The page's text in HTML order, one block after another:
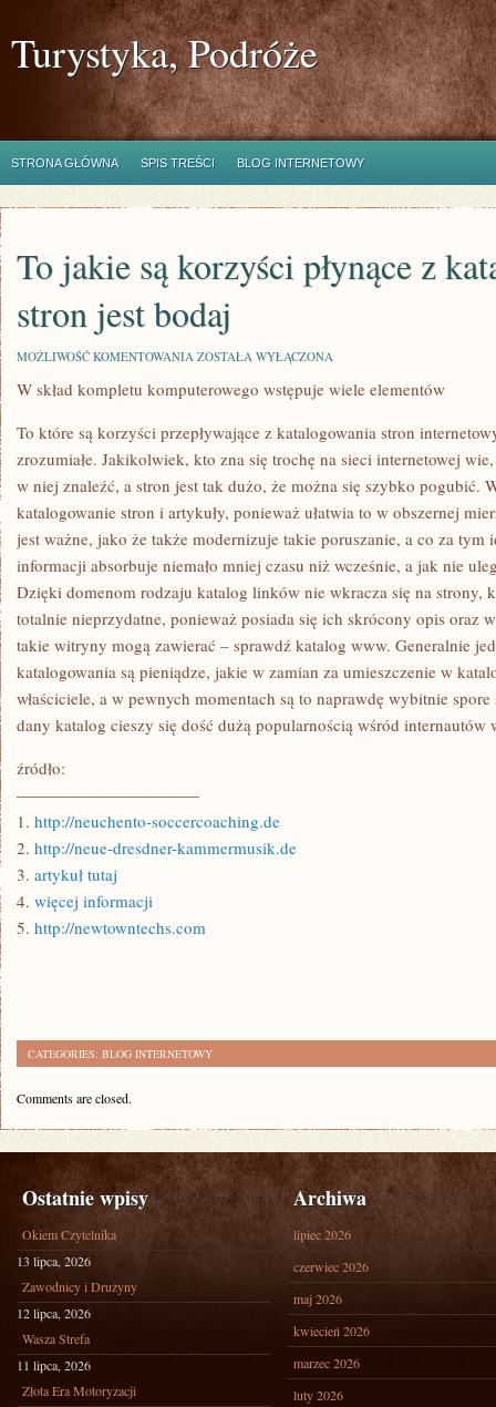
Turystyka, Podróże
STRONA GŁÓWNA SPIS TREŚCI BLOG INTERNETOWY
To jakie są korzyści płynące z
stron jest bodaj
MOŻLIWOŚĆ KOMENTOWANIA TO
SĄ
Z
KATALOGOWANIA
JEST
BODAJ
ZOSTAŁA WYŁĄCZONA
W skład kompletu komputerowego wstępuje wiele elementów
To które są korzyści przepływające z katalogowania stron
zrozumiałe. Jakikolwiek, kto zna się trochę na sieci internetowej
w niej znaleźć, a stron jest tak dużo, że można się szybko pogubić.
katalogowanie stron i artykuły, ponieważ ułatwia to w obszernej
jest ważne, jako że także modernizuje takie poruszanie, a co za
informacji absorbuje niemało mniej czasu niż wcześnie, a jak nie
Dzięki domenom rodzaju katalog linków nie wkracza się na strony,
totalnie nieprzydatne, ponieważ posiada się ich skrócony opis oraz
takie witryny mogą zawierać – sprawdź katalog www. Generalnie
katalogowania są pieniądze, jakie w zamian za umieszczenie w
właściciele, a w pewnych momentach są to naprawdę wybitnie
dany katalog cieszy się dość dużą popularnością wśród internautów
źródło:
———————————
1. http://neuchento-soccercoaching.de
2. http://neue-dresdner-kammermusik.de
3. artykuł tutaj
4. więcej informacji
5. http://newtowntechs.com
CATEGORIES: BLOG INTERNETOWY
Comments are closed.
Ostatnie wpisy
Okiem Czytelnika
13 lipca, 2026
Zawodnicy i Drużyny
12 lipca, 2026
Wasza Strefa
11 lipca, 2026
Złota Era Motoryzacji
Archiwa
lipiec 2026
czerwiec 2026
maj 2026
kwiecień 2026
marzec 2026
luty 2026